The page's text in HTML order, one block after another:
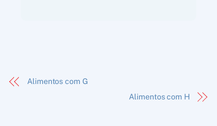
Alimentos com G
Alimentos com H